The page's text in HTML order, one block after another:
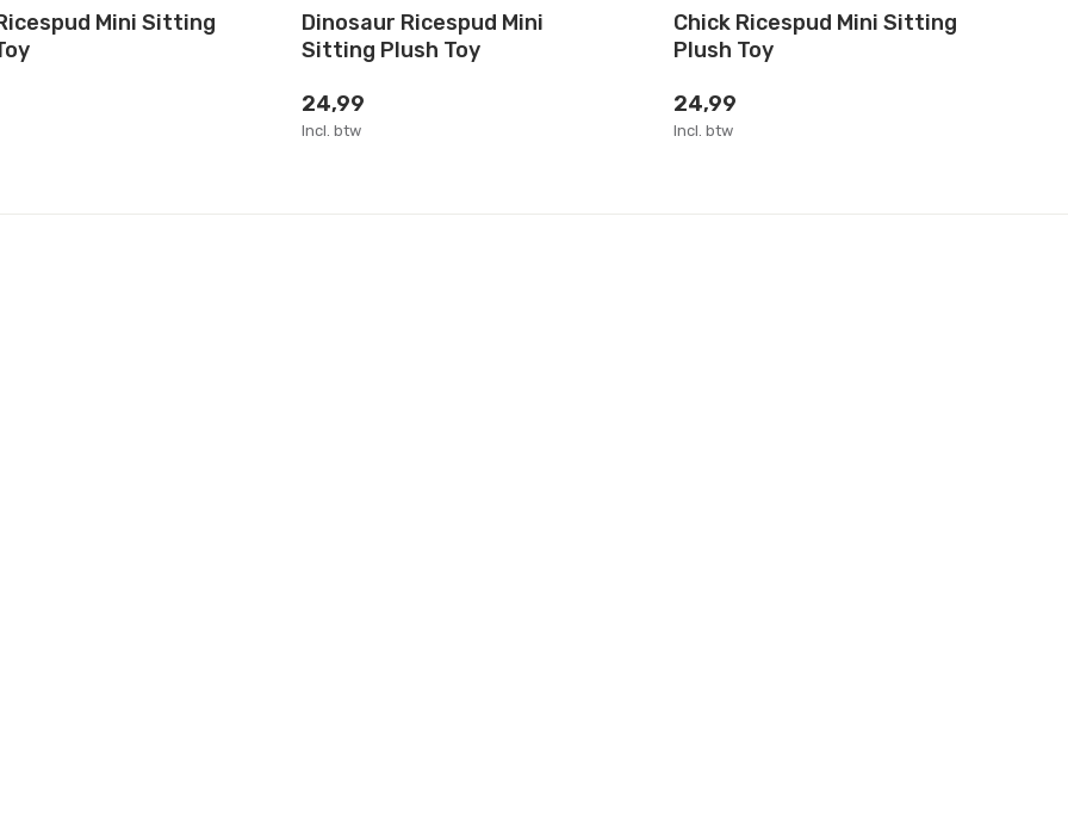
Mini Sitting
Dinosaur Ricespud Mini
Sitting Plush Toy
24,99
Incl. btw
Chick Ricespud Mini Sitting
Plush Toy
24,99
Incl. btw